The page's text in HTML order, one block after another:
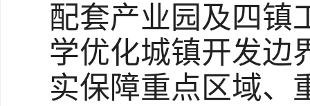
配套产业园及四镇
学优化城镇开发边
实保障重点区域、